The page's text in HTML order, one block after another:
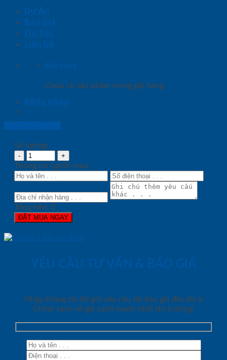
Dự Án
Báo Giá
Tin Tức
Liên hệ
Giỏ hàng
Chưa có sản phẩm trong giỏ hàng.
Đăng nhập
Số lượng:
Thông tin người mua
Tổng tiền: 0
ĐẶT MUA NGAY
YÊU CẦU TƯ VẤN & BÁO GIÁ
Nhập thông tin để gửi yêu cầu tải báo giá đầy đủ &
Chính sách về giá cạnh tranh nhất thị trường!